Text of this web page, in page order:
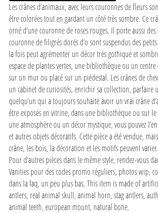
Les crânes d’animaux, avec leurs couronnes de fleurs
être colorées tout en gardant un côté très sombre. Ce
orné d’une couronne de roses rouges. Il porte aussi
couronne de filigrés dorés d’o sont suspendus des
la fois peut agrémenter un décor très gothique et
espace de plantes vertes, une bibliothèque ou un
sur un mur ou placé sur un piédestal. Les crânes de
un cabinet de curiosités, enrichir sa collection,
quelqu’un qui a toujours souhaité avoir un vrai crâne
être exposés en vitrine, dans une bibliothèque ou sur
une atmosphère ou un décor mystique, vous pouvez
et autres objets décoratifs. Cette pièce a été vendue,
crâne, les bois, la décoration et les motifs peuvent
Pour d’autres pièces dans le même style, rendez-vous
Vanities pour des codes promo réguliers, photos wip,
dans la faq, un peu plus bas. This item is made of
antlers, real animal skull, animal horn, stag antlers,
animal teeth, european mount, natural bone.